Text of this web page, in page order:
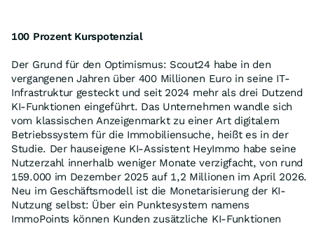
100 Prozent Kurspotenzial
Der Grund für den Optimismus: Scout24 habe in den
vergangenen Jahren über 400 Millionen Euro in seine IT-
Infrastruktur gesteckt und seit 2024 mehr als drei Dutzend
KI-Funktionen eingeführt. Das Unternehmen wandle sich
vom klassischen Anzeigenmarkt zu einer Art digitalem
Betriebssystem für die Immobiliensuche, heißt es in der
Studie. Der hauseigene KI-Assistent HeyImmo habe seine
Nutzerzahl innerhalb weniger Monate verzigfacht, von rund
159.000 im Dezember 2025 auf 1,2 Millionen im April 2026.
Neu im Geschäftsmodell ist die Monetarisierung der KI-
Nutzung selbst: Über ein Punktesystem namens
ImmoPoints können Kunden zusätzliche KI-Funktionen